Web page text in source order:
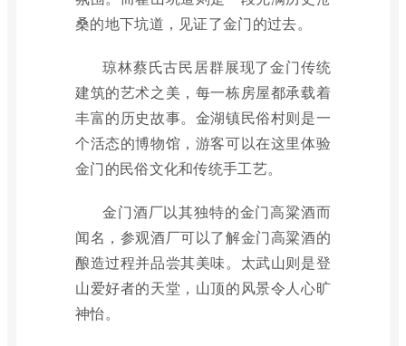
桑的地下坑道，见证了金门的过去。
琼林蔡氏古民居群展现了金门传统
建筑的艺术之美，每一栋房屋都承载着
丰富的历史故事。金湖镇民俗村则是一
个活态的博物馆，游客可以在这里体验
金门的民俗文化和传统手工艺。
金门酒厂以其独特的金门高粱酒而
闻名，参观酒厂可以了解金门高粱酒的
酿造过程并品尝其美味。太武山则是登
山爱好者的天堂，山顶的风景令人心旷
神怡。